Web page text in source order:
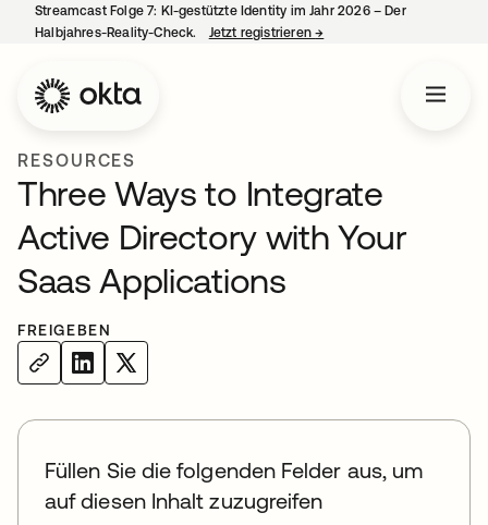
Streamcast Folge 7: KI-gestützte Identity im Jahr 2026 – Der
Halbjahres-Reality-Check.
Jetzt registrieren→
RESOURCES
Three Ways to Integrate
Active Directory with Your
Saas Applications
FREIGEBEN
Füllen Sie die folgenden Felder aus, um
auf diesen Inhalt zuzugreifen